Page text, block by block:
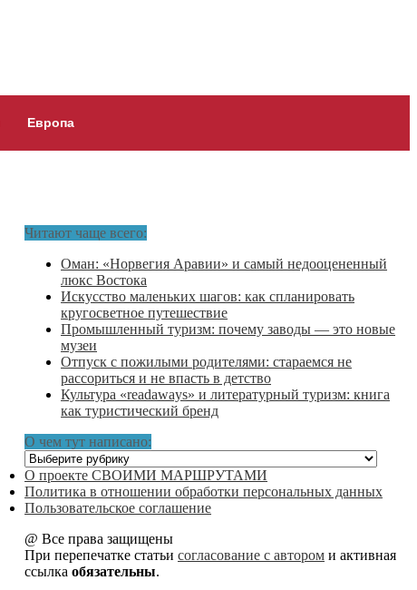
Европа
Читают чаще всего:
Оман: «Норвегия Аравии» и самый недооцененный
люкс Востока
Искусство маленьких шагов: как спланировать
кругосветное путешествие
Промышленный туризм: почему заводы — это новые
музеи
Отпуск с пожилыми родителями: стараемся не
рассориться и не впасть в детство
Культура «readaways» и литературный туризм: книга
как туристический бренд
О чем тут написано:
О
чем
тут
написано:
О проекте СВОИМИ МАРШРУТАМИ
Политика в отношении обработки персональных данных
Пользовательское соглашение
@ Все права защищены
При перепечатке статьисогласование с автором и активная
ссылкаобязательны.